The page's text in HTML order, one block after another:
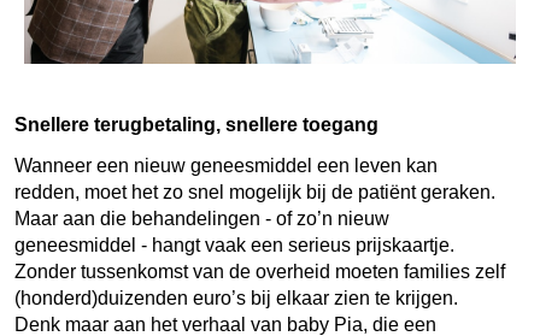
Snellere terugbetaling, snellere toegang
Wanneer een nieuw geneesmiddel een leven kan
redden, moet het zo snel mogelijk bij de patiënt geraken.
Maar aan die behandelingen - of zo’n nieuw
geneesmiddel - hangt vaak een serieus prijskaartje.
Zonder tussenkomst van de overheid moeten families zelf
(honderd)duizenden euro’s bij elkaar zien te krijgen.
Denk maar aan het verhaal van baby Pia, die een